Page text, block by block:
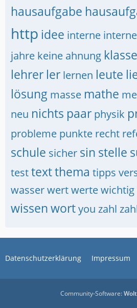
hausaufgabe
http idee interne
jahre keine ahnung klasse
lehrer ler lernen leute
lösung masse mathe
neu nichts paar physik
probleme punkte recht
schule sicher sin stelle
testtextthema tipps
wasserwertwertewichtig
wissenwortyou zahl
Datenschutzerklärung Impressum
Community-Software: